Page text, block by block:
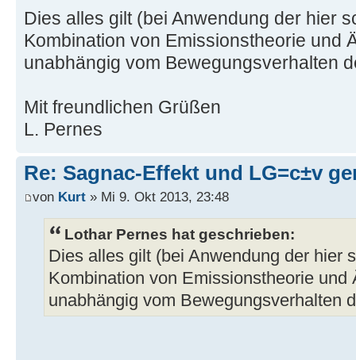
Dies alles gilt (bei Anwendung der hier
Kombination von Emissionstheorie und
unabhängig vom Bewegungsverhalten
Mit freundlichen Grüßen
L. Pernes
Re: Sagnac-Effekt und LG=c±v
von Kurt » Mi 9. Okt 2013, 23:48
Lothar Pernes hat geschrieben:
Dies alles gilt (bei Anwendung der hier
Kombination von Emissionstheorie und
unabhängig vom Bewegungsverhalten